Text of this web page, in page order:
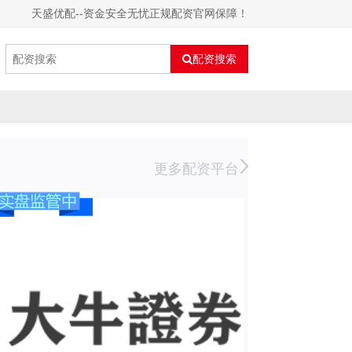
天盛优配--资金安全无忧正规配资官网保障！
配资搜索
更多配资平台